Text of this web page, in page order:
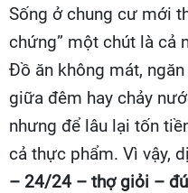
Sống ở chung cư mới
chứng” một chút là cả
Đồ ăn không mát,
giữa đêm hay chảy
nhưng để lâu lại tốn
cả thực phẩm. Vì vậy,
– 24/24 – thợ giỏi –